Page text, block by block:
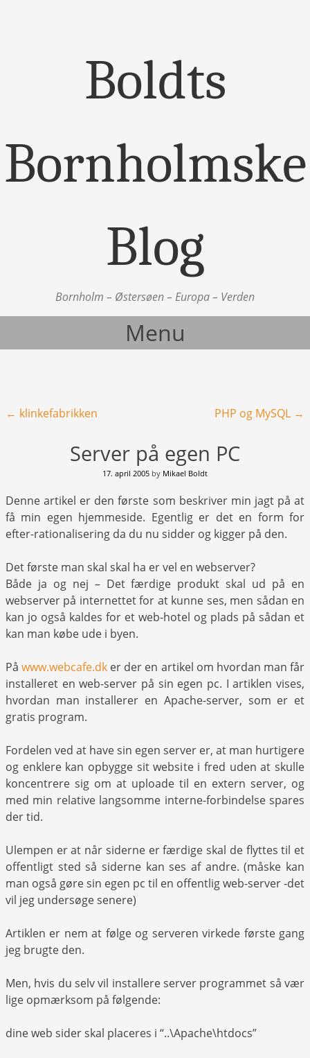
Boldts
Bornholmske
Blog
Bornholm – Østersøen – Europa – Verden
Menu
Post navigation
← klinkefabrikken PHP og MySQL →
Server på egen PC
17. april 2005 by Mikael Boldt
Denne artikel er den første som beskriver min jagt på at
få min egen hjemmeside. Egentlig er det en form for
efter-rationalisering da du nu sidder og kigger på den.
Det første man skal skal ha er vel en webserver?
Både ja og nej – Det færdige produkt skal ud på en
webserver på internettet for at kunne ses, men sådan en
kan jo også kaldes for et web-hotel og plads på sådan et
kan man købe ude i byen.
Påwww.webcafe.dk er der en artikel om hvordan man får
installeret en web-server på sin egen pc. I artiklen vises,
hvordan man installerer en Apache-server, som er et
gratis program.
Fordelen ved at have sin egen server er, at man hurtigere
og enklere kan opbygge sit website i fred uden at skulle
koncentrere sig om at uploade til en extern server, og
med min relative langsomme interne-forbindelse spares
der tid.
Ulempen er at når siderne er færdige skal de flyttes til et
offentligt sted så siderne kan ses af andre. (måske kan
man også gøre sin egen pc til en offentlig web-server -det
vil jeg undersøge senere)
Artiklen er nem at følge og serveren virkede første gang
jeg brugte den.
Men, hvis du selv vil installere server programmet så vær
lige opmærksom på følgende:
dine web sider skal placeres i “..\Apache\htdocs”